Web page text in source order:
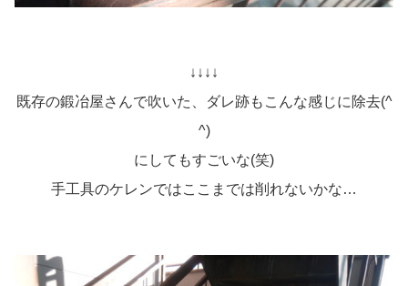
↓↓↓↓
既存の鍛冶屋さんで吹いた、ダレ跡もこんな感じに除去(^
^)
にしてもすごいな(笑)
手工具のケレンではここまでは削れないかな…